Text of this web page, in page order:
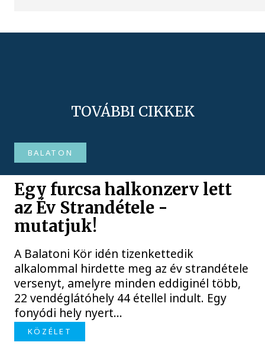
TOVÁBBI CIKKEK
BALATON
Egy furcsa halkonzerv lett
az Év Strandétele -
mutatjuk!
A Balatoni Kör idén tizenkettedik
alkalommal hirdette meg az év strandétele
versenyt, amelyre minden eddiginél több,
22 vendéglátóhely 44 étellel indult. Egy
fonyódi hely nyert...
KÖZÉLET